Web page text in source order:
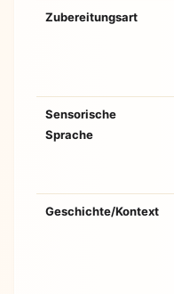
Zubereitungsart
Sensorische
Sprache
Geschichte/Kontext